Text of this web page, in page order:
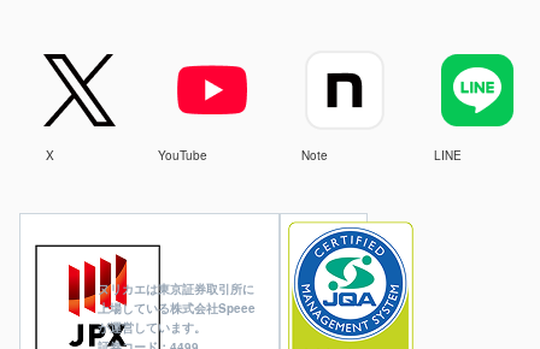
ヌリカエは東京証券取引所に
上場している株式会社Speee
が運営しています。
X YouTube Note LINE